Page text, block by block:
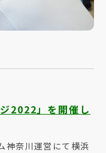
2022」を開催し
神奈川運営にて横浜